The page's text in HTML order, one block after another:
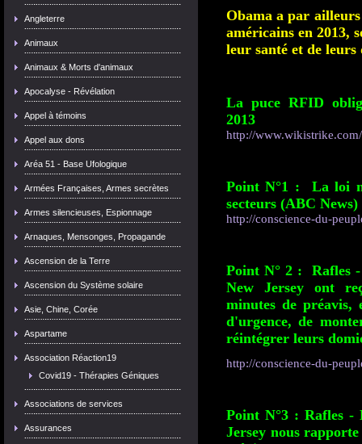
Angleterre
Animaux
Animaux & Morts d'animaux
Apocalyse - Révélation
Appel à témoins
Appel aux dons
Aréa 51 - Base Ufologique
Armées Françaises, Armes secrètes
Armes silencieuses, Espionnage
Arnaques, Mensonges, Propagande
Ascension de la Terre
Ascension du Système solaire
Asie, Chine, Corée
Aspartame
Association Réaction19
Covid19 - Thérapies Géniques
Associations de services
Assurances
Obama a par
américains en 2013,
leur santé et de
La puce RFID
2013
http://
Point N°1 : La loi
secteurs (ABC News)
http://conscience-du-
Point N° 2 : Rafles -
New Jersey ont
minutes de préavis,
d'urgence, de
réintégrer leurs
http://conscience-du-
Point N°3 : Rafles -
Jersey nous